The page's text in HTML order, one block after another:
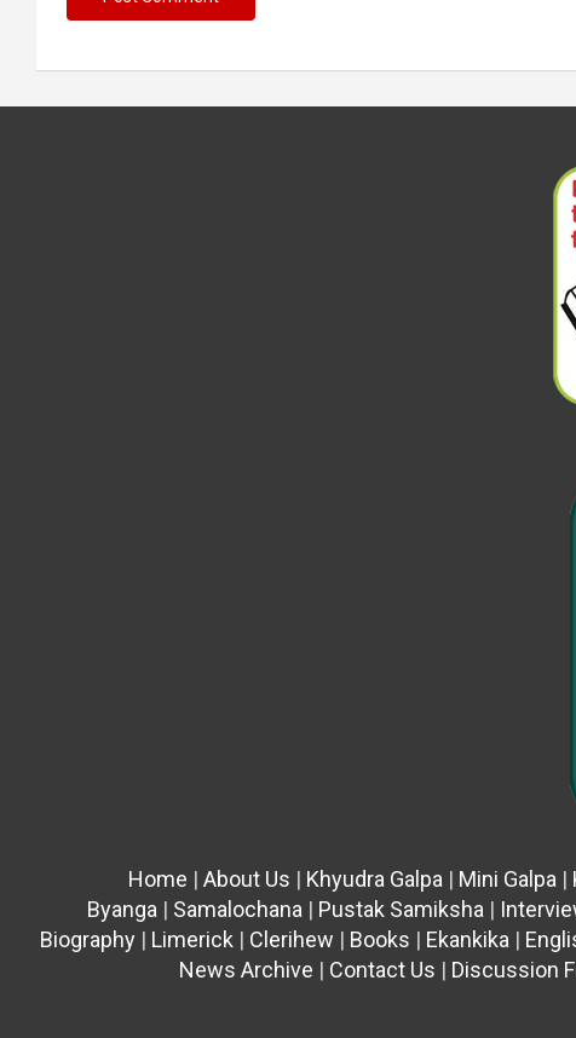
Home | About Us | Khyudra Galpa | Mini Galpa |
Byanga | Samalochana | Pustak Samiksha |
Biography | Limerick | Clerihew | Books | Ekankika |
News Archive | Contact Us | Discussion